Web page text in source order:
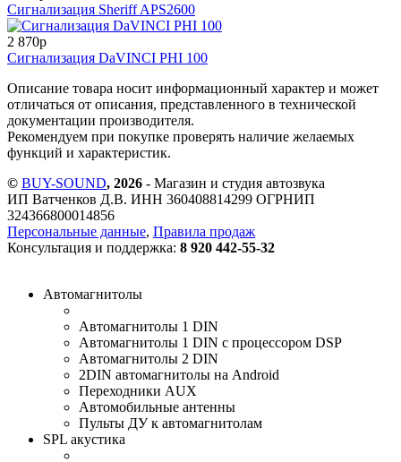
Сигнализация Sheriff APS2600
2 870p
Сигнализация DaVINCI PHI 100
Описание товара носит информационный характер и может
отличаться от описания, представленного в технической
документации производителя.
Рекомендуем при покупке проверять наличие желаемых
функций и характеристик.
© BUY-SOUND, 2026 - Магазин и студия автозвука
ИП Ватченков Д.В. ИНН 360408814299 ОГРНИП
324366800014856
Персональные данные, Правила продаж
Консультация и поддержка: 8 920 442-55-32
Автомагнитолы
Автомагнитолы 1 DIN
Автомагнитолы 1 DIN с процессором DSP
Автомагнитолы 2 DIN
2DIN автомагнитолы на Android
Переходники AUX
Автомобильные антенны
Пульты ДУ к автомагнитолам
SPL акустика